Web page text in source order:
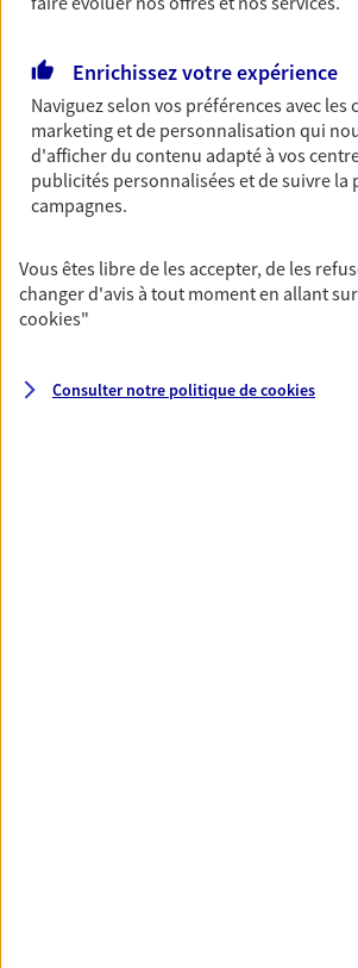
Multirisque
Gagnez en simplicité et en
assurance multirisque entreprise.
unique pour protéger vos locaux,
équipements et stocks… sans
Découvrir l'offre Multirisque Entreprise
Enrichissez votre expérience
Naviguez selon vos préférences avec les
marketing et de personnalisation qui
d'afficher du contenu adapté à vos
publicités personnalisées et de suivre la
campagnes.
Vous êtes libre de les accepter, de les
changer d'avis à tout moment en allant sur
cookies"
Consulter notre politique decookies